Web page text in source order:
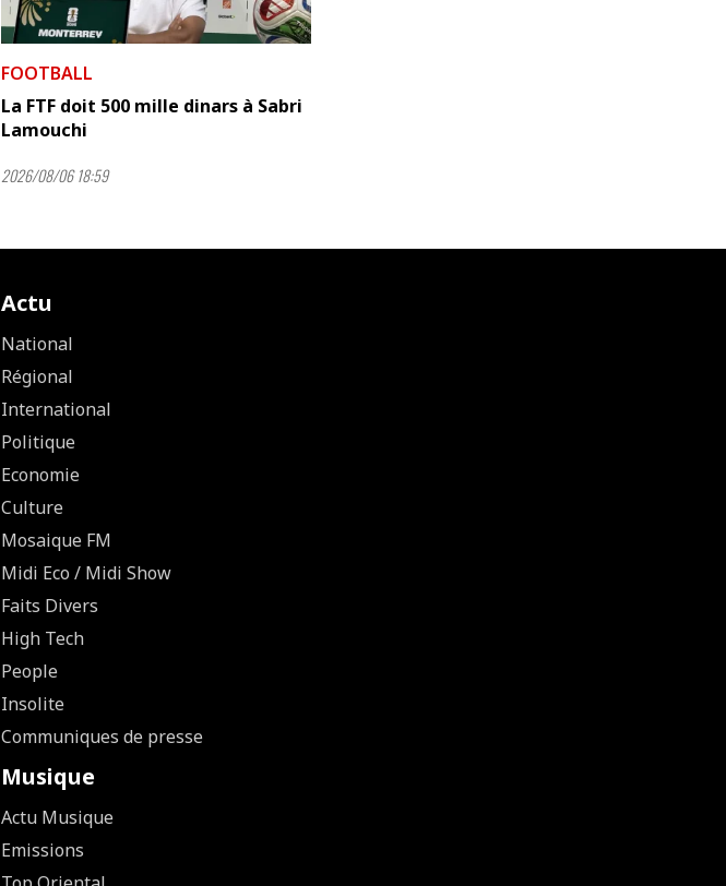
FOOTBALL
La FTF doit 500 mille dinars à Sabri
Lamouchi
2026/08/06 18:59
Actu
National
Régional
International
Politique
Economie
Culture
Mosaique FM
Midi Eco / Midi Show
Faits Divers
High Tech
People
Insolite
Communiques de presse
Musique
Actu Musique
Emissions